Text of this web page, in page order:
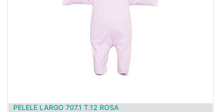
PELELE LARGO 707.1 T.12 ROSA